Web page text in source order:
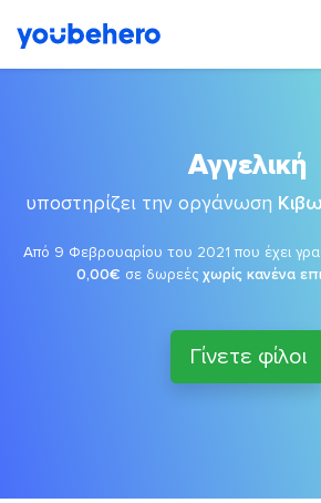
Αγγελική
υποστηρίζει την οργάνωση
Από 9 Φεβρουαρίου του 2021 που έχει
0,00€ σε δωρεές χωρίς κανένα
Γίνετε φίλοι